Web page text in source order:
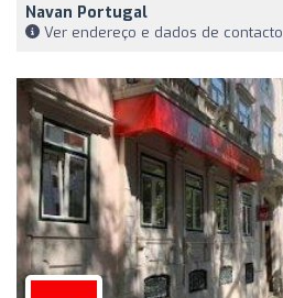
Navan Portugal
Ver endereço e dados de contacto